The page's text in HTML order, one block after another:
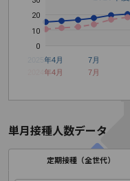
0
10
20
2025年4月 7月
2024年4月
7月
単月接種人数データ
定期接種（全世代）